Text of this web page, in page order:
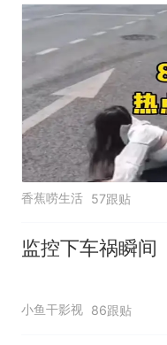
香蕉唠生活 57跟贴
监控下车祸瞬间
小鱼干影视 86跟贴